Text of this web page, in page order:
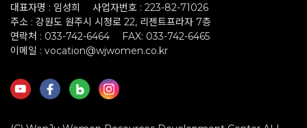
대표자명 : 임성희
사업자번호 : 223-82-71026
주소 : 강원도 원주시 시청로 22, 리젠트프라자 7층
연락처 : 033-742-6464
FAX: 033-742-6465
이메일 : vocation@wjwomen.co.kr